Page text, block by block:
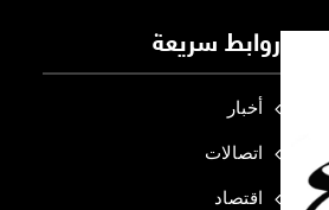
روابط سريعة
أخبار
اتصالات
اقتصاد